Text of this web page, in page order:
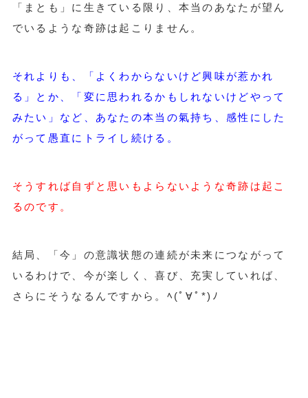
「まとも」に生きている限り、本当のあなたが望ん
でいるような奇跡は起こりません。
それよりも、「よくわからないけど興味が惹かれ
る」とか、「変に思われるかもしれないけどやって
みたい」など、あなたの本当の氣持ち、感性にした
がって愚直にトライし続ける。
そうすれば自ずと思いもよらないような奇跡は起こ
るのです。
結局、「今」の意識状態の連続が未来につながって
いるわけで、今が楽しく、喜び、充実していれば、
さらにそうなるんですから。ﾍ(ﾟ∀ﾟ*)ﾉ